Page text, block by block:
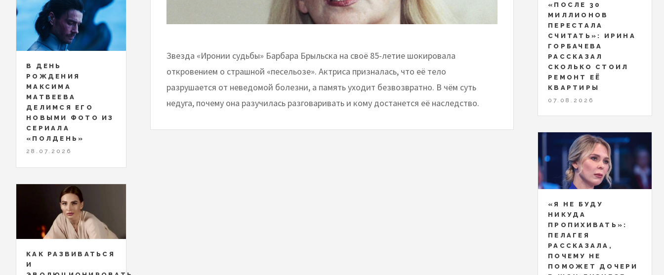
Звезда «Иронии судьбы» Барбара Брыльска на своё 85-летие шокировала
откровением о страшной «песельозе». Актриса призналась, что её тело
разрушается от неведомой болезни, а память уходит безвозвратно. В чём суть
недуга, почему она разучилась разговаривать и кому достанется её наследство.
В ДЕНЬ
РОЖДЕНИЯ
МАКСИМА
МАТВЕЕВА
ДЕЛИМСЯ ЕГО
НОВЫМИ ФОТО ИЗ
СЕРИАЛА
«ПОЛДЕНЬ»
28.07.2026
КАК РАЗВИВАТЬСЯ
И
«ПОСЛЕ 30
МИЛЛИОНОВ
ПЕРЕСТАЛА
СЧИТАТЬ»: ИРИНА
ГОРБАЧЕВА
РАССКАЗАЛ
СКОЛЬКО СТОИЛ
РЕМОНТ ЕЁ
КВАРТИРЫ
07.08.2026
«Я НЕ БУДУ
НИКУДА
ПРОПИХИВАТЬ»:
ПЕЛАГЕЯ
РАССКАЗАЛА,
ПОЧЕМУ НЕ
ПОМОЖЕТ ДОЧЕРИ